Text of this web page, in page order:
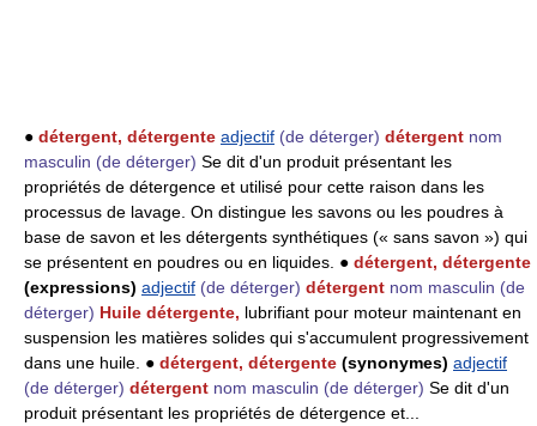
● détergent, détergente adjectif (de déterger) détergent nom
masculin (de déterger) Se dit d'un produit présentant les
propriétés de détergence et utilisé pour cette raison dans les
processus de lavage. On distingue les savons ou les poudres à
base de savon et les détergents synthétiques (« sans savon ») qui
se présentent en poudres ou en liquides. ● détergent, détergente
(expressions) adjectif (de déterger) détergent nom masculin (de
déterger) Huile détergente, lubrifiant pour moteur maintenant en
suspension les matières solides qui s'accumulent progressivement
dans une huile. ● détergent, détergente (synonymes) adjectif
(de déterger) détergent nom masculin (de déterger) Se dit d'un
produit présentant les propriétés de détergence et...